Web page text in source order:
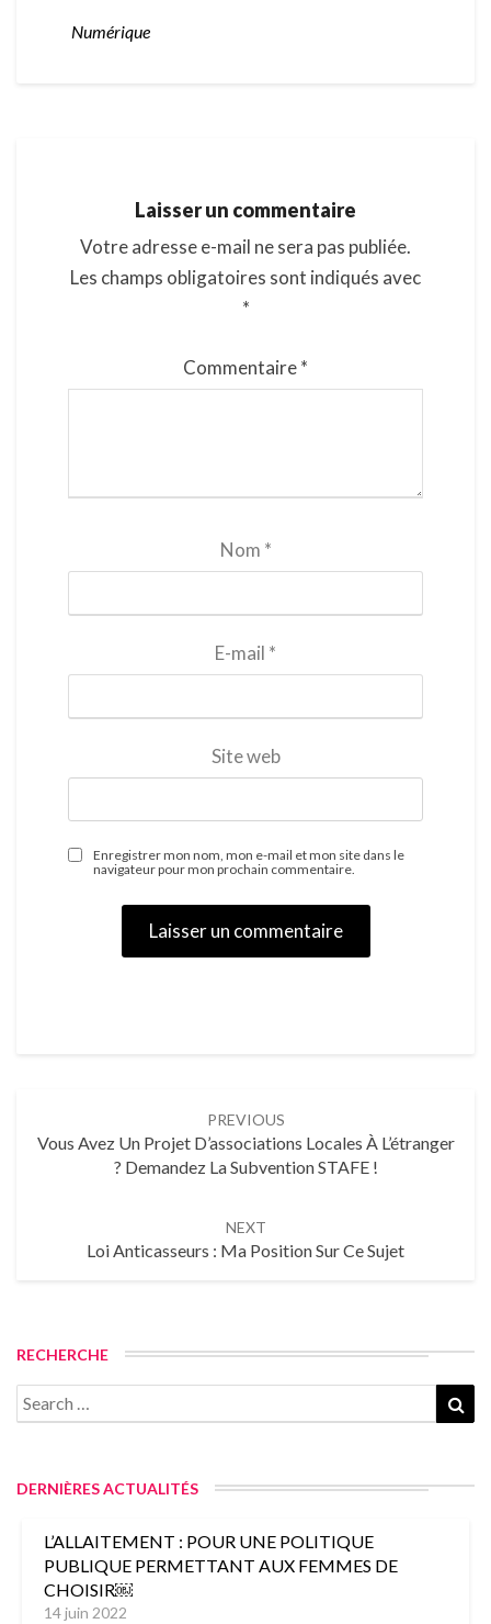
Numérique
Laisser un commentaire
Votre adresse e-mail ne sera pas publiée.
Les champs obligatoires sont indiqués avec
*
Commentaire*
Nom *
E-mail *
Site web
Enregistrer mon nom, mon e-mail et mon site dans le
navigateur pour mon prochain commentaire.
PREVIOUS
Vous Avez Un Projet D’associations Locales À L’étranger
? Demandez La Subvention STAFE !
NEXT
Loi Anticasseurs : Ma Position Sur Ce Sujet
RECHERCHE
DERNIÈRES ACTUALITÉS
L’ALLAITEMENT : POUR UNE POLITIQUE
PUBLIQUE PERMETTANT AUX FEMMES DE
CHOISIR￼
14 juin 2022